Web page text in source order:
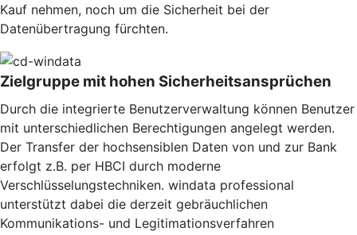
Kauf nehmen, noch um die Sicherheit bei der
Datenübertragung fürchten.
Zielgruppe mit hohen Sicherheitsansprüchen
Durch die integrierte Benutzerverwaltung können Benutzer
mit unterschiedlichen Berechtigungen angelegt werden.
Der Transfer der hochsensiblen Daten von und zur Bank
erfolgt z.B. per HBCI durch moderne
Verschlüsselungstechniken. windata professional
unterstützt dabei die derzeit gebräuchlichen
Kommunikations- und Legitimationsverfahren